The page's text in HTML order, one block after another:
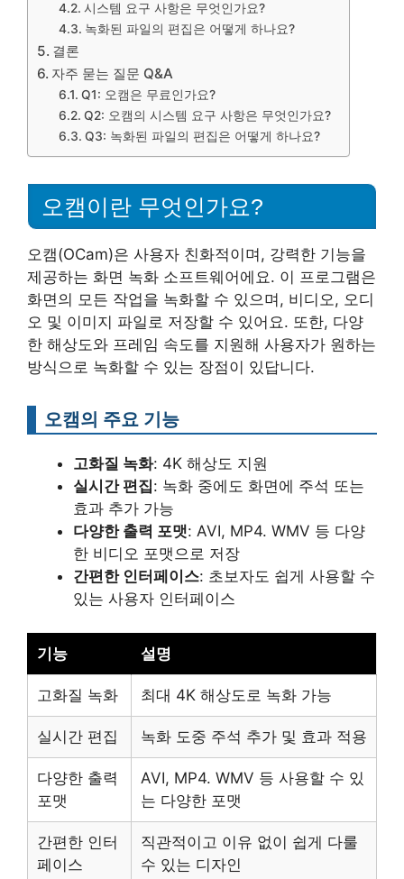
시스템 요구 사항은 무엇인가요?
녹화된 파일의 편집은 어떻게 하나요?
결론
자주 묻는 질문 Q&A
Q1: 오캠은 무료인가요?
Q2: 오캠의 시스템 요구 사항은 무엇인가요?
Q3: 녹화된 파일의 편집은 어떻게 하나요?
오캠이란 무엇인가요?
오캠(OCam)은 사용자 친화적이며, 강력한 기능을
제공하는 화면 녹화 소프트웨어에요. 이 프로그램은
화면의 모든 작업을 녹화할 수 있으며, 비디오, 오디
오 및 이미지 파일로 저장할 수 있어요. 또한, 다양
한 해상도와 프레임 속도를 지원해 사용자가 원하는
방식으로 녹화할 수 있는 장점이 있답니다.
오캠의 주요 기능
고화질 녹화: 4K 해상도 지원
실시간 편집: 녹화 중에도 화면에 주석 또는
효과 추가 가능
다양한 출력 포맷: AVI, MP4. WMV 등 다양
한 비디오 포맷으로 저장
간편한 인터페이스: 초보자도 쉽게 사용할 수
있는 사용자 인터페이스
기능 설명
고화질 녹화 최대 4K 해상도로 녹화 가능
실시간 편집 녹화 도중 주석 추가 및 효과 적용
다양한 출력
포맷
AVI, MP4. WMV 등 사용할 수 있
는 다양한 포맷
간편한 인터
페이스
직관적이고 이유 없이 쉽게 다룰
수 있는 디자인